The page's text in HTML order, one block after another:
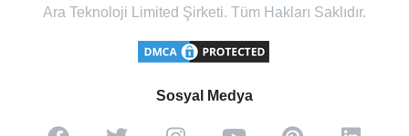
Ara Teknoloji Limited Şirketi. Tüm Hakları Saklıdır.
Sosyal Medya